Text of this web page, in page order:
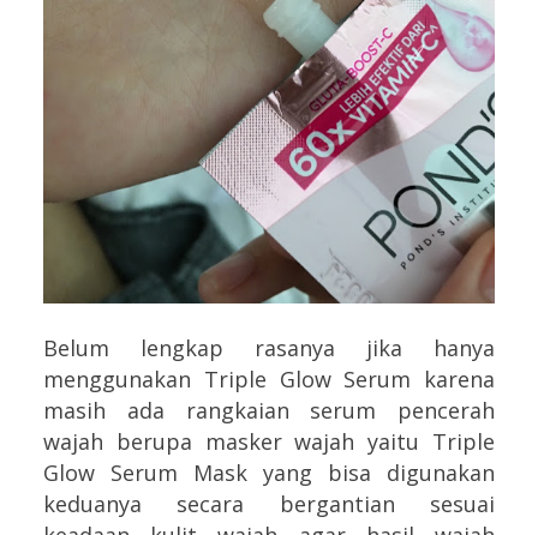
Belum lengkap rasanya jika hanya
menggunakan Triple Glow Serum karena
masih ada rangkaian serum pencerah
wajah berupa masker wajah yaitu Triple
Glow Serum Mask yang bisa digunakan
keduanya secara bergantian sesuai